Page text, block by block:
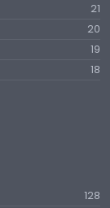
21
20
19
18
128